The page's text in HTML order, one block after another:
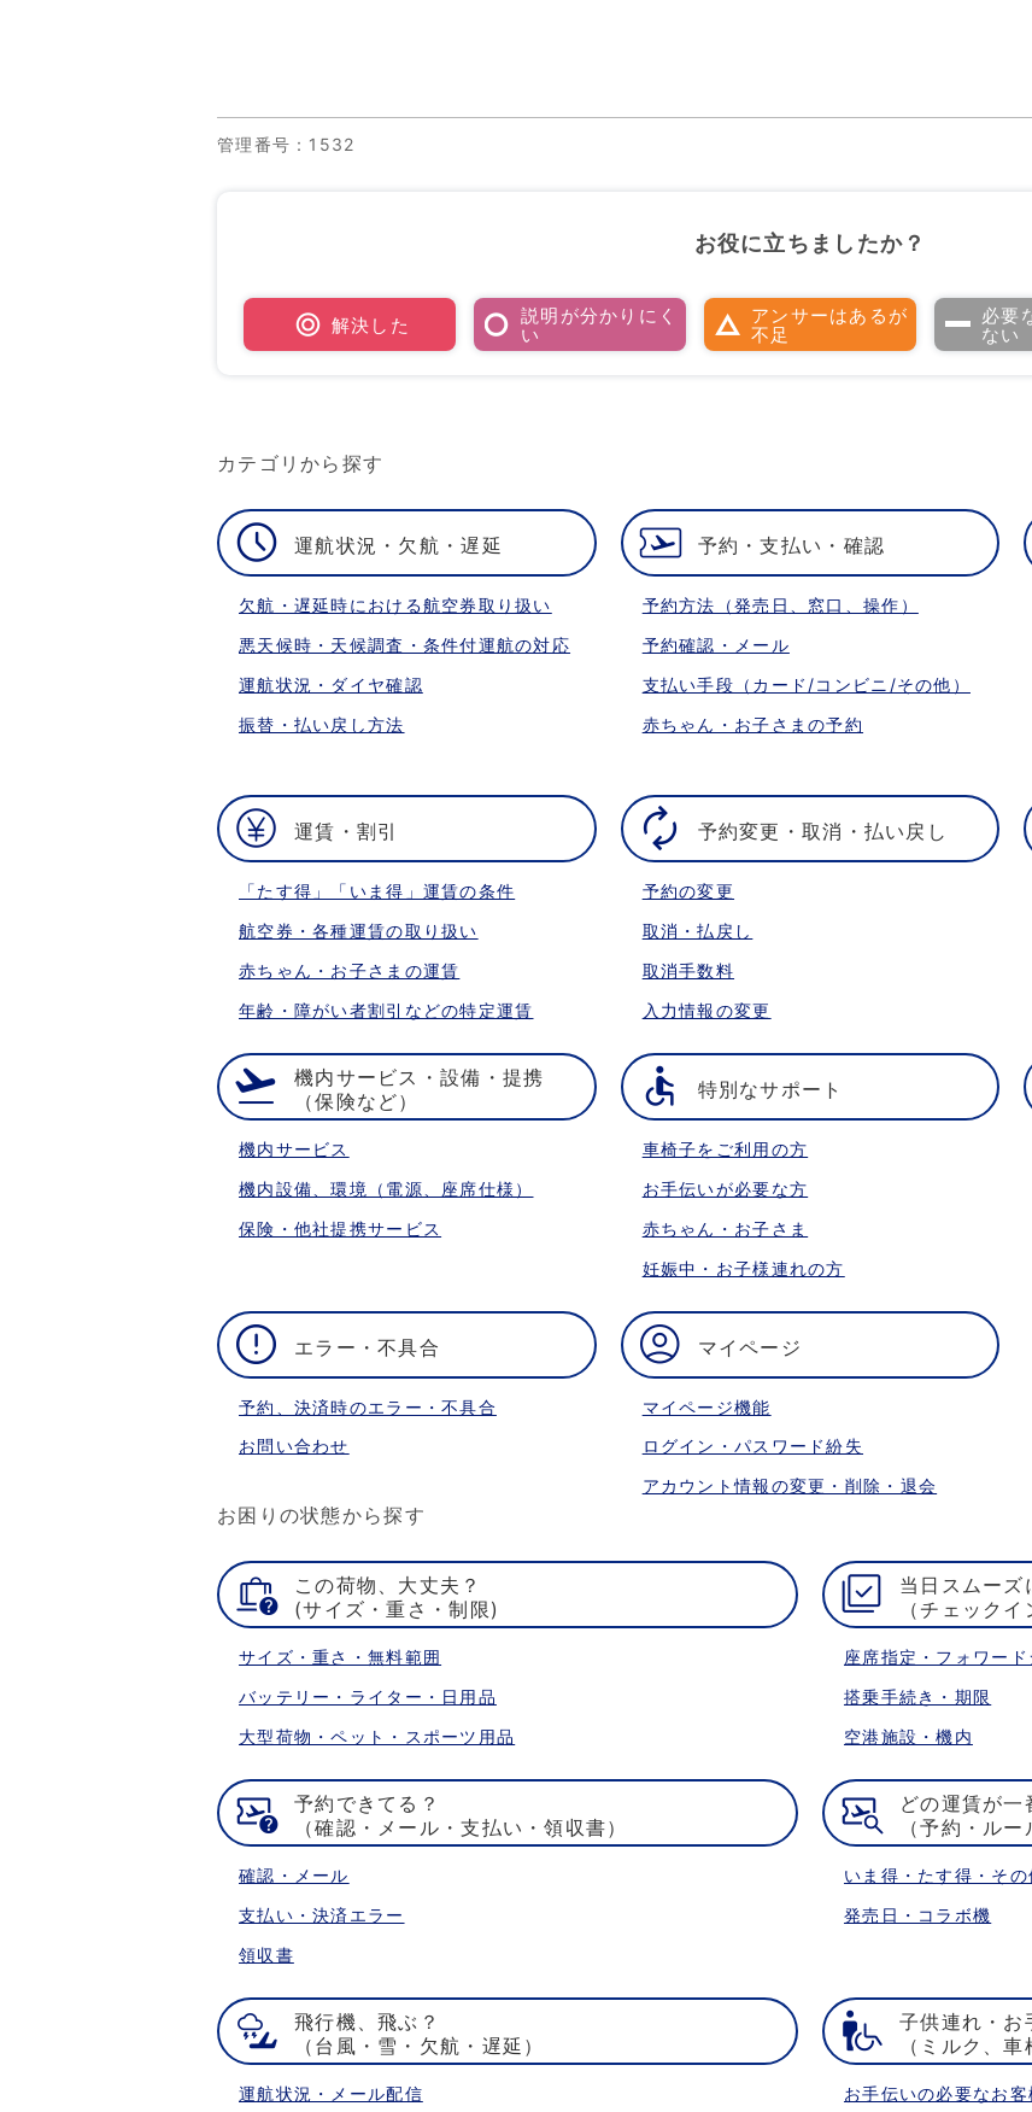
管理番号 ：1532
お役に立ちましたか？
解決した
説明が分かりにく
い
アンサーはあるが
不足
必要
ない
カテゴリから探す
運航状況・欠航・遅延
欠航・遅延時における航空券取り扱い
悪天候時・天候調査・条件付運航の対応
運航状況・ダイヤ確認
振替・払い戻し方法
予約・支払い・確認
予約方法（発売日、窓口、操作）
予約確認・メール
支払い手段（カード/コンビニ/その他）
赤ちゃん・お子さまの予約
運賃・割引
「たす得」「いま得」運賃の条件
航空券・各種運賃の取り扱い
赤ちゃん・お子さまの運賃
年齢・障がい者割引などの特定運賃
予約変更・取消・払い戻し
予約の変更
取消・払戻し
取消手数料
入力情報の変更
機内サービス・設備・提携
（保険など）
機内サービス
機内設備、環境（電源、座席仕様）
保険・他社提携サービス
特別なサポート
車椅子をご利用の方
お手伝いが必要な方
赤ちゃん・お子さま
妊娠中・お子様連れの方
エラー・不具合
予約、決済時のエラー・不具合
お問い合わせ
マイページ
マイページ機能
ログイン・パスワード紛失
アカウント情報の変更・削除・退会
お困りの状態から探す
この荷物、大丈夫？
(サイズ・重さ・制限)
サイズ・重さ・無料範囲
バッテリー・ライター・日用品
大型荷物・ペット・スポーツ用品
当日スムーズ
（チェック
座席指定・フォワード
搭乗手続き・期限
空港施設・機内
予約できてる？
（確認・メール・支払い・領収書）
確認・メール
支払い・決済エラー
領収書
どの運賃が一
（予約・ルー
いま得・たす得・その
発売日・コラボ機
飛行機、飛ぶ？
（台風・雪・欠航・遅延）
運航状況・メール配信
子供連れ・お
（ミルク、
お手伝いの必要なお客